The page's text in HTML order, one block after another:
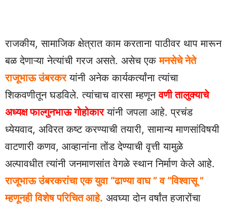
राजकीय, सामाजिक क्षेत्रात काम करताना पाठीवर थाप मारून
बळ देणाऱ्या नेत्यांची गरज असते. असेच एकमनसेचे नेते
राजूभाऊ उंबरकरयांनी अनेक कार्यकर्त्यांना त्यांचा
शिकवणीतून घडविले. त्यांचाच वारसा म्हणूनवणी तालुक्याचे
अध्यक्ष फाल्गुनभाऊ गोहोकार यांनी जपला आहे. प्रचंड
ध्येयवाद, अविरत कष्ट करण्याची तयारी, सामान्य माणसांविषयी
वाटणारी कणव, आव्हानांना तोंड देण्याची वृत्ती यामुळे
अल्पावधीत त्यांनी जनमाणसांत वेगळे स्थान निर्माण केले आहे.
राजूभाऊ उंबरकरांचा एक युवा “ढाण्या वाघ ” व “विश्वासू ”
म्हणूनही विशेष परिचित आहे. अवघ्या दोन वर्षांत हजारोंचा